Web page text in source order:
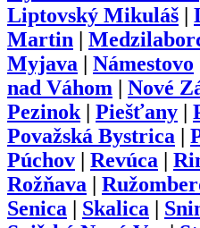
Liptovský Mikuláš
Martin
Myjava
Námestovo
nad Váhom
Nové
Pezinok| Piešťany
Považská Bystrica
Púchov
Revúca
Rožňava
Senica
Skalica